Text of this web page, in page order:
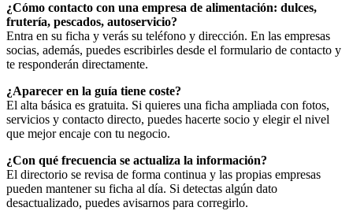
¿Cómo contacto con una empresa de alimentación: dulces,
frutería, pescados, autoservicio?
Entra en su ficha y verás su teléfono y dirección. En las empresas
socias, además, puedes escribirles desde el formulario de contacto y
te responderán directamente.
¿Aparecer en la guía tiene coste?
El alta básica es gratuita. Si quieres una ficha ampliada con fotos,
servicios y contacto directo, puedes hacerte socio y elegir el nivel
que mejor encaje con tu negocio.
¿Con qué frecuencia se actualiza la información?
El directorio se revisa de forma continua y las propias empresas
pueden mantener su ficha al día. Si detectas algún dato
desactualizado, puedes avisarnos para corregirlo.